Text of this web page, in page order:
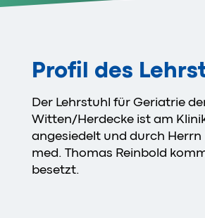
Profil des
Der Lehrstuhl für Geriatrie
Witten/Herdecke ist am
angesiedelt und durch Herrn
med. Thomas Reinbold
besetzt.